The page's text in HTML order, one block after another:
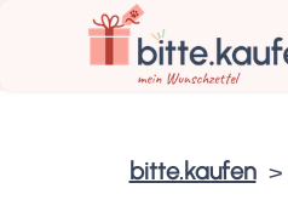
bitte.kaufen